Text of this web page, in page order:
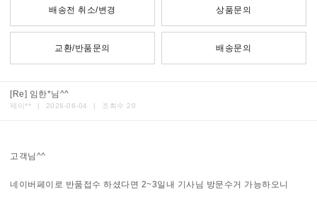
배송전 취소/변경 상품문의
교환/반품문의 배송문의
[Re] 임한*님^^
제이** | 2026-06-04 | 조회수 20
고객님^^
네이버페이로 반품접수 하셨다면 2~3일내 기사님 방문수거 가능하오니